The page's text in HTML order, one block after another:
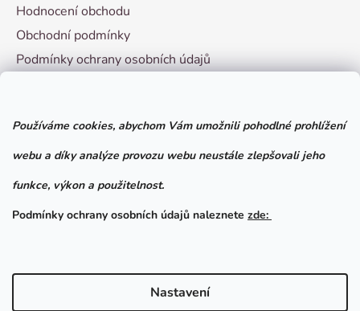
Používáme cookies, abychom Vám umožnili pohodlné prohlížení
webu a díky analýze provozu webu neustále zlepšovali jeho
funkce, výkon a použitelnost.
Podmínky ochrany osobních údajů naleznete zde:
Nastavení
Hodnocení obchodu
Obchodní podmínky
Podmínky ochrany osobních údajů
Facebook